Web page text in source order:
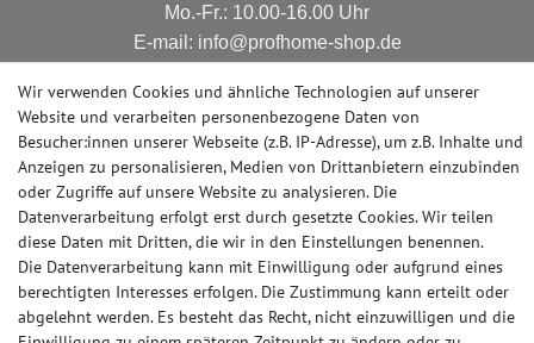
Mo.-Fr.: 10.00-16.00 Uhr
E-mail: info@profhome-shop.de
ZAHLUNGSARTEN
SOCIAL MEDIA
Wir verwenden Cookies und ähnliche Technologien auf unserer
Website und verarbeiten personenbezogene Daten von
Besucher:innen unserer Webseite (z.B. IP-Adresse), um z.B. Inhalte und
Anzeigen zu personalisieren, Medien von Drittanbietern einzubinden
oder Zugriffe auf unsere Website zu analysieren. Die
Datenverarbeitung erfolgt erst durch gesetzte Cookies. Wir teilen
diese Daten mit Dritten, die wir in den Einstellungen benennen.
Die Datenverarbeitung kann mit Einwilligung oder aufgrund eines
berechtigten Interesses erfolgen. Die Zustimmung kann erteilt oder
abgelehnt werden. Es besteht das Recht, nicht einzuwilligen und die